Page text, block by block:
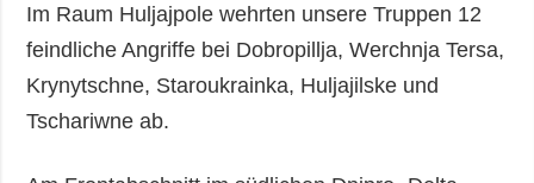
Im Raum Huljajpole wehrten unsere Truppen 12
feindliche Angriffe bei Dobropillja, Werchnja Tersa,
Krynytschne, Staroukrainka, Huljajilske und
Tschariwne ab.